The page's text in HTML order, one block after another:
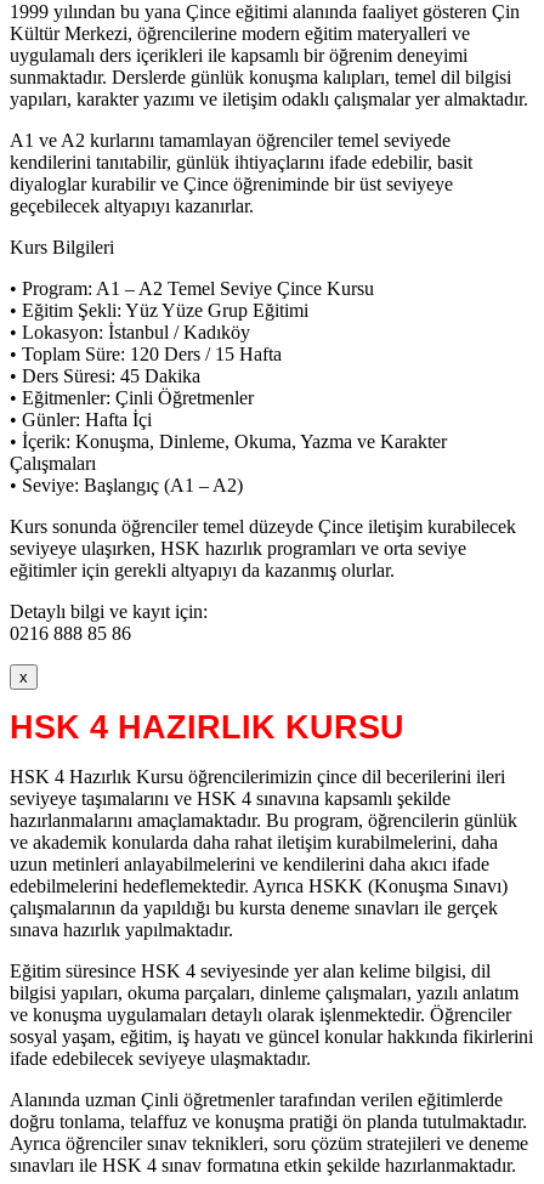
1999 yılından bu yana Çince eğitimi alanında faaliyet gösteren Çin
Kültür Merkezi, öğrencilerine modern eğitim materyalleri ve
uygulamalı ders içerikleri ile kapsamlı bir öğrenim deneyimi
sunmaktadır. Derslerde günlük konuşma kalıpları, temel dil bilgisi
yapıları, karakter yazımı ve iletişim odaklı çalışmalar yer almaktadır.
A1 ve A2 kurlarını tamamlayan öğrenciler temel seviyede
kendilerini tanıtabilir, günlük ihtiyaçlarını ifade edebilir, basit
diyaloglar kurabilir ve Çince öğreniminde bir üst seviyeye
geçebilecek altyapıyı kazanırlar.
Kurs Bilgileri
• Program: A1 – A2 Temel Seviye Çince Kursu
• Eğitim Şekli: Yüz Yüze Grup Eğitimi
• Lokasyon: İstanbul / Kadıköy
• Toplam Süre: 120 Ders / 15 Hafta
• Ders Süresi: 45 Dakika
• Eğitmenler: Çinli Öğretmenler
• Günler: Hafta İçi
• İçerik: Konuşma, Dinleme, Okuma, Yazma ve Karakter
Çalışmaları
• Seviye: Başlangıç (A1 – A2)
Kurs sonunda öğrenciler temel düzeyde Çince iletişim kurabilecek
seviyeye ulaşırken, HSK hazırlık programları ve orta seviye
eğitimler için gerekli altyapıyı da kazanmış olurlar.
Detaylı bilgi ve kayıt için:
0216 888 85 86
x
HSK 4 HAZIRLIK KURSU
HSK 4 Hazırlık Kursu öğrencilerimizin çince dil becerilerini ileri
seviyeye taşımalarını ve HSK 4 sınavına kapsamlı şekilde
hazırlanmalarını amaçlamaktadır. Bu program, öğrencilerin günlük
ve akademik konularda daha rahat iletişim kurabilmelerini, daha
uzun metinleri anlayabilmelerini ve kendilerini daha akıcı ifade
edebilmelerini hedeflemektedir. Ayrıca HSKK (Konuşma Sınavı)
çalışmalarının da yapıldığı bu kursta deneme sınavları ile gerçek
sınava hazırlık yapılmaktadır.
Eğitim süresince HSK 4 seviyesinde yer alan kelime bilgisi, dil
bilgisi yapıları, okuma parçaları, dinleme çalışmaları, yazılı anlatım
ve konuşma uygulamaları detaylı olarak işlenmektedir. Öğrenciler
sosyal yaşam, eğitim, iş hayatı ve güncel konular hakkında fikirlerini
ifade edebilecek seviyeye ulaşmaktadır.
Alanında uzman Çinli öğretmenler tarafından verilen eğitimlerde
doğru tonlama, telaffuz ve konuşma pratiği ön planda tutulmaktadır.
Ayrıca öğrenciler sınav teknikleri, soru çözüm stratejileri ve deneme
sınavları ile HSK 4 sınav formatına etkin şekilde hazırlanmaktadır.